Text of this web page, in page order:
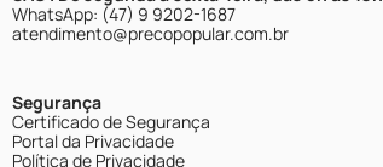
WhatsApp: (47) 9 9202-1687
atendimento@precopopular.com.br
Segurança
Certificado de Segurança
Portal da Privacidade
Política de Privacidade